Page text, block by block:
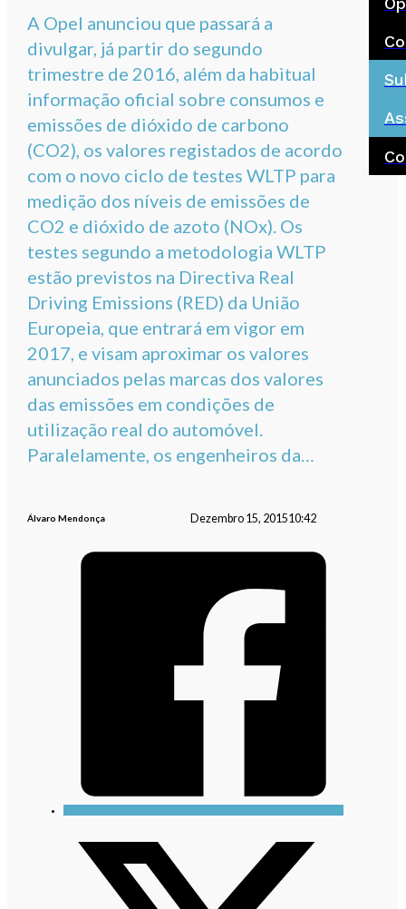
A Opel anunciou que passará a
divulgar, já partir do segundo
trimestre de 2016, além da habitual
informação oficial sobre consumos e
emissões de dióxido de carbono
(CO2), os valores registados de acordo
com o novo ciclo de testes WLTP para
medição dos níveis de emissões de
CO2 e dióxido de azoto (NOx). Os
testes segundo a metodologia WLTP
estão previstos na Directiva Real
Driving Emissions (RED) da União
Europeia, que entrará em vigor em
2017, e visam aproximar os valores
anunciados pelas marcas dos valores
das emissões em condições de
utilização real do automóvel.
Paralelamente, os engenheiros da…
Álvaro Mendonça Dezembro 15, 201510:42